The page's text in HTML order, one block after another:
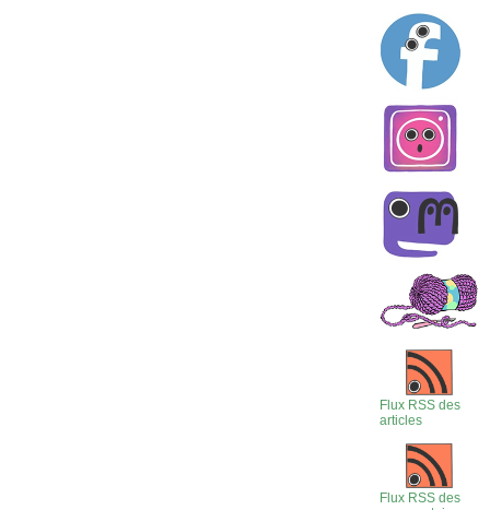
Flux RSS des
articles
Flux RSS des